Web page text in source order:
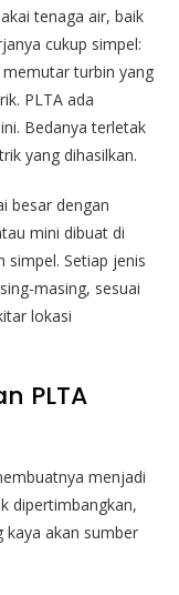
tenaga air, baik
cukup simpel:
turbin yang
PLTA ada
Bedanya terletak
yang dihasilkan.
besar dengan
mini dibuat di
simpel. Setiap jenis
masing, sesuai
lokasi
PLTA
menjadi
dipertimbangkan,
kaya akan sumber